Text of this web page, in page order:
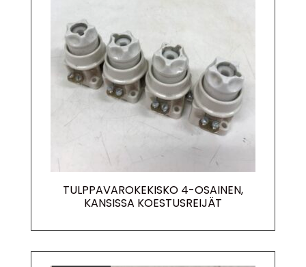
TULPPAVAROKEKISKO 4-OSAINEN,
KANSISSA KOESTUSREIJÄT